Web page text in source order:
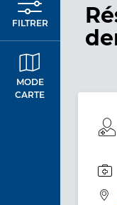
FILTRER
MODE
CARTE